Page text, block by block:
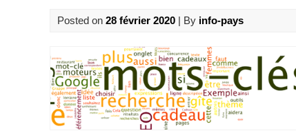
Posted on 28 février 2020 | By info-pays